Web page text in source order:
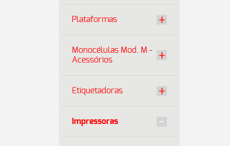
Plataformas
Monocélulas Mod. M -
Acessórios
Etiquetadoras
Impressoras